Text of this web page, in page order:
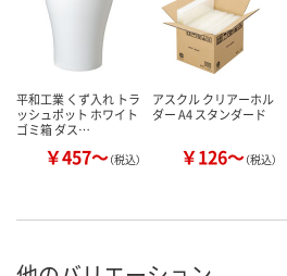
平和工業 くず入れ トラ
ッシュポット ホワイト
ゴミ箱 ダス…
￥457～（税込）
アスクル クリアーホル
ダー A4 スタンダード
￥126～（税込）